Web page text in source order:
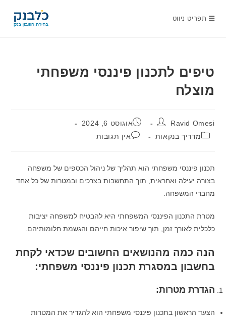
תפריט ניווט
טיפים לתכנון פיננסי משפחתי
מוצלח
מחבר:
Ravid Omesi פורסם:אוגוסט 6, 2024
קטגוריה:
מדריך בנקאות תגובות:אין תגובות
תכנון פיננסי משפחתי הוא תהליך של ניהול הכספים של משפחה
בצורה יעילה ואחראית, תוך התחשבות בצרכים ובמטרות של כל אחד
מחברי המשפחה.
מטרת התכנון הפיננסי המשפחתי היא להבטיח למשפחה יציבות
כלכלית לאורך זמן, תוך שיפור איכות חייהם והגשמת חלומותיהם.
הנה כמה מהנושאים החשובים שכדאי לקחת
בחשבון במסגרת תכנון פיננסי משפחתי:
הגדרת מטרות:
הצעד הראשון בתכנון פיננסי משפחתי הוא להגדיר את המטרות